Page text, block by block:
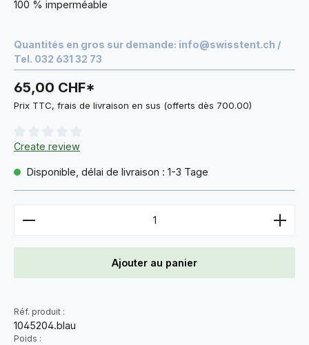
100 % imperméable
Quantités en gros sur demande: info@swisstent.ch /
Tel. 032 631 32 73
65,00 CHF*
Prix TTC, frais de livraison en sus (offerts dès 700.00)
Note moyenne de 0 sur 5 étoiles
Create review
Disponible, délai de livraison : 1-3 Tage
Quantité de produit : Entrez la quantité
Ajouter au panier
Réf. produit :
1045204.blau
Poids :